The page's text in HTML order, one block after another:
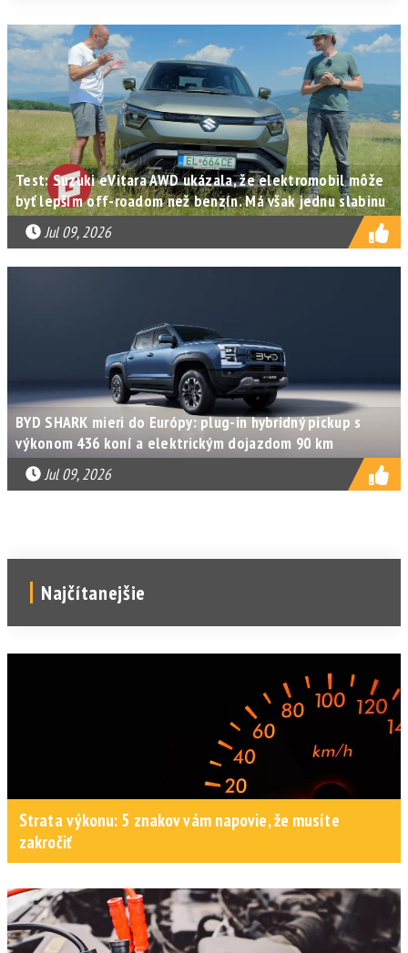
Test: Suzuki eVitara AWD ukázala, že elektromobil môže
byť lepším off-roadom než benzín. Má však jednu slabinu
Jul 09, 2026
BYD SHARK mieri do Európy: plug-in hybridný pickup s
výkonom 436 koní a elektrickým dojazdom 90 km
Jul 09, 2026
Najčítanejšie
Strata výkonu: 5 znakov vám napovie, že musíte
zakročiť